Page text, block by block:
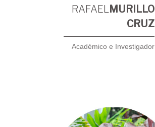
RAFAELMURILLO
CRUZ
Académico e Investigador